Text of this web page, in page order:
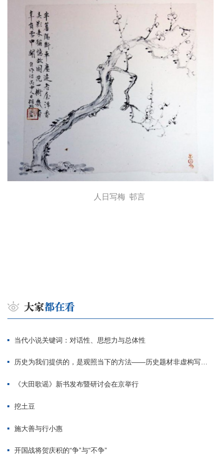
人日写梅 邨言
当代小说关键词：对话性、思想力与总体性
历史为我们提供的，是观照当下的方法——历史题材非虚构写作多人谈
《大田歌谣》新书发布暨研讨会在京举行
挖土豆
施大善与行小惠
开国战将贺庆积的“争”与“不争”